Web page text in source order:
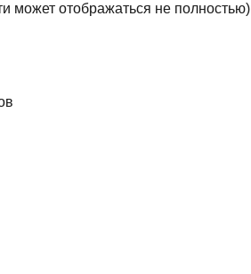
может отображаться не полностью)